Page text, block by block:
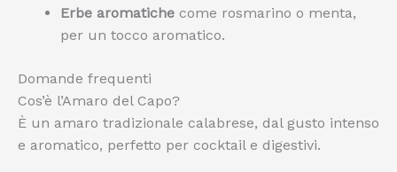
Erbe aromatiche come rosmarino o menta,
per un tocco aromatico.
Domande frequenti
Cos’è l’Amaro del Capo?
È un amaro tradizionale calabrese, dal gusto intenso
e aromatico, perfetto per cocktail e digestivi.